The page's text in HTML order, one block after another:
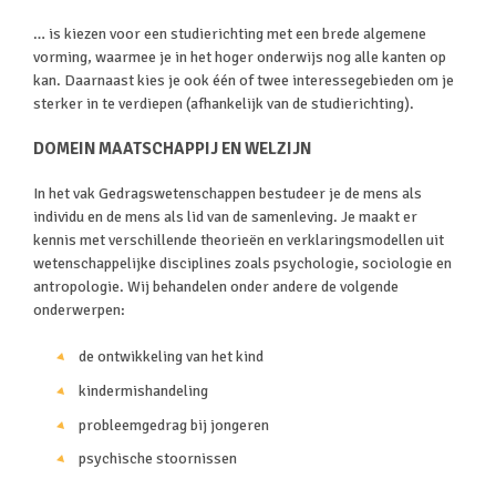
… is kiezen voor een studierichting met een brede algemene
vorming, waarmee je in het hoger onderwijs nog alle kanten op
kan. Daarnaast kies je ook één of twee interessegebieden om je
sterker in te verdiepen (afhankelijk van de studierichting).
DOMEIN MAATSCHAPPIJ EN WELZIJN
In het vak Gedragswetenschappen bestudeer je de mens als
individu en de mens als lid van de samenleving. Je maakt er
kennis met verschillende theorieën en verklaringsmodellen uit
wetenschappelijke disciplines zoals psychologie, sociologie en
antropologie. Wij behandelen onder andere de volgende
onderwerpen:
de ontwikkeling van het kind
kindermishandeling
probleemgedrag bij jongeren
psychische stoornissen